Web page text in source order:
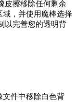
皮擦移除任何剩余
，并使用魔棒选择
以完善您的透明背
文件中移除白色背